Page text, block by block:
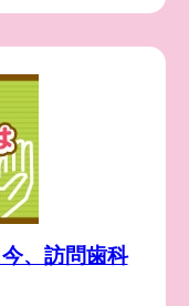
、訪問歯科